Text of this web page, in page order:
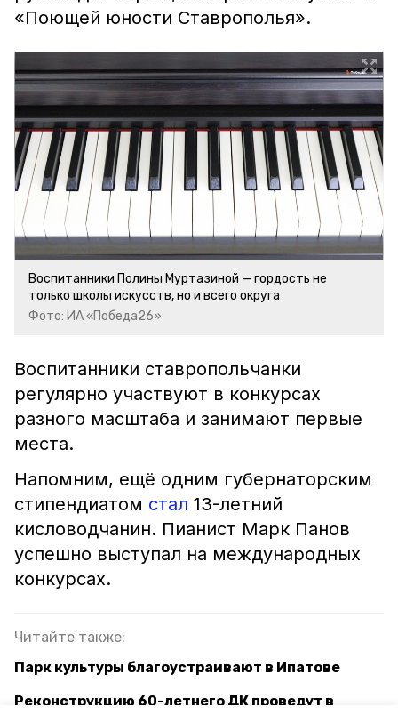
«Поющей юности Ставрополья».
Воспитанники Полины Муртазиной — гордость не
только школы искусств, но и всего округа
Фото: ИА «Победа26»
Воспитанники ставропольчанки
регулярно участвуют в конкурсах
разного масштаба и занимают первые
места.
Напомним, ещё одним губернаторским
стипендиатом стал 13-летний
кисловодчанин. Пианист Марк Панов
успешно выступал на международных
конкурсах.
Читайте также:
Парк культуры благоустраивают в Ипатове
Реконструкцию 60-летнего ДК проведут в